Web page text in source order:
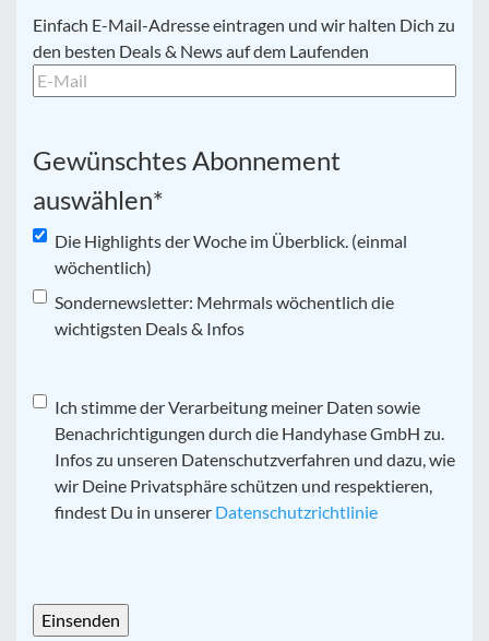
E-
Mail *
Einfach E-Mail-Adresse eintragen und wir halten Dich zu
den besten Deals & News auf dem Laufenden
Gewünschtes Abonnement
auswählen*
Die Highlights der Woche im Überblick. (einmal
wöchentlich)
Sondernewsletter: Mehrmals wöchentlich die
wichtigsten Deals & Infos
Datenschutz*
Ich stimme der Verarbeitung meiner Daten sowie
Benachrichtigungen durch die Handyhase GmbH zu.
Infos zu unseren Datenschutzverfahren und dazu, wie
wir Deine Privatsphäre schützen und respektieren,
findest Du in unserer Datenschutzrichtlinie